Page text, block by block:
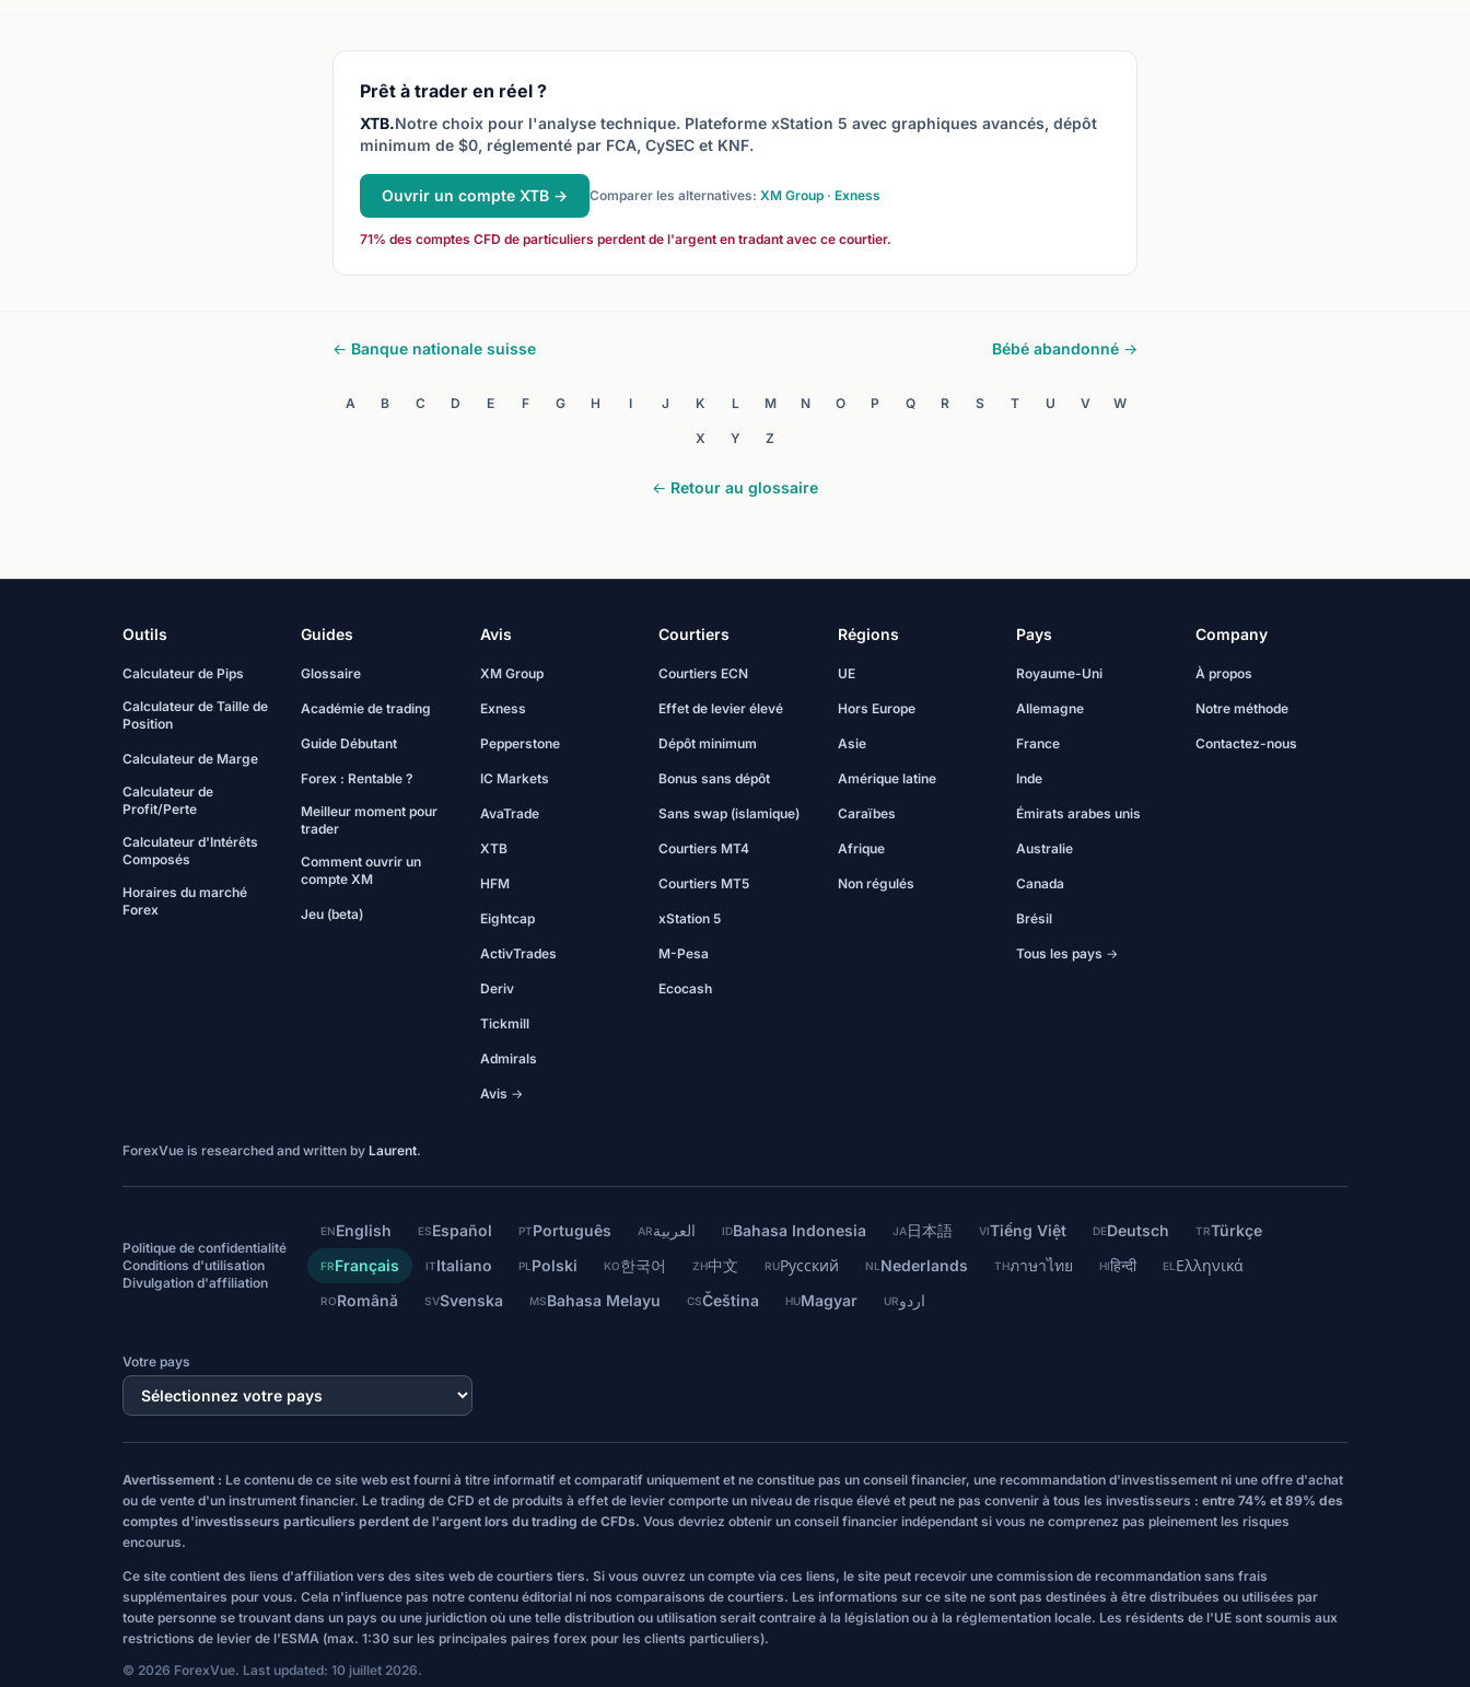
interventions.
financière.
Prêt à trader en réel ?
XTB.Notre choix pour l'analyse technique. Plateforme xStation 5 avec graphiques avancés, dépôt
minimum de $0, réglementé par FCA, CySEC et KNF.
Ouvrir un compte XTB → Comparer les alternatives: XM Group · Exness
71% des comptes CFD de particuliers perdent de l'argent en tradant avec ce courtier.
← Banque nationale suisse Bébé abandonné →
A B C D E F G H I J K L M N O P Q R S T U V W
X Y Z
← Retour au glossaire
Outils
Calculateur de Pips
Calculateur de Taille de
Position
Calculateur de Marge
Calculateur de
Profit/Perte
Calculateur d'Intérêts
Composés
Horaires du marché
Forex
Guides
Glossaire
Académie de trading
Guide Débutant
Forex : Rentable ?
Meilleur moment pour
trader
Comment ouvrir un
compte XM
Jeu (beta)
Avis
XM Group
Exness
Pepperstone
IC Markets
AvaTrade
XTB
HFM
Eightcap
ActivTrades
Deriv
Tickmill
Admirals
Avis →
Courtiers
Courtiers ECN
Effet de levier élevé
Dépôt minimum
Bonus sans dépôt
Sans swap (islamique)
Courtiers MT4
Courtiers MT5
xStation 5
M-Pesa
Ecocash
Régions
UE
Hors Europe
Asie
Amérique latine
Caraïbes
Afrique
Non régulés
Pays
Royaume-Uni
Allemagne
France
Inde
Émirats arabes unis
Australie
Canada
Brésil
Tous les pays →
Company
À propos
Notre méthode
Contactez-nous
ForexVue is researched and written by Laurent.
Politique de confidentialité
Conditions d'utilisation
Divulgation d'affiliation
ENEnglish ESEspañol PTPortuguês ARالعربية IDBahasa Indonesia JA日本語 VITiếng Việt DEDeutsch TRTürkçe
FRFrançais ITItaliano PL Polski KO한국어 ZH中文 RUРусский NL Nederlands THภาษาไทย HIहिन्दी EL Ελληνικά
RORomână SVSvenska MSBahasa Melayu CSČeština HUMagyar URاردو
Votre pays
Avertissement : Le contenu de ce site web est fourni à titre informatif et comparatif uniquement et ne constitue pas un conseil financier, une recommandation d'investissement ni une offre d'achat
ou de vente d'un instrument financier. Le trading de CFD et de produits à effet de levier comporte un niveau de risque élevé et peut ne pas convenir à tous les investisseurs : entre 74% et 89% des
comptes d'investisseurs particuliers perdent de l'argent lors du trading de CFDs. Vous devriez obtenir un conseil financier indépendant si vous ne comprenez pas pleinement les risques
encourus.
Ce site contient des liens d'affiliation vers des sites web de courtiers tiers. Si vous ouvrez un compte via ces liens, le site peut recevoir une commission de recommandation sans frais
supplémentaires pour vous. Cela n'influence pas notre contenu éditorial ni nos comparaisons de courtiers. Les informations sur ce site ne sont pas destinées à être distribuées ou utilisées par
toute personne se trouvant dans un pays ou une juridiction où une telle distribution ou utilisation serait contraire à la législation ou à la réglementation locale. Les résidents de l'UE sont soumis aux
restrictions de levier de l'ESMA (max. 1:30 sur les principales paires forex pour les clients particuliers).
© 2026 ForexVue. Last updated: 10 juillet 2026.